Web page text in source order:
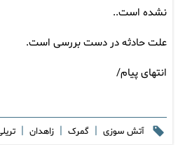
نشده است..
علت حادثه در دست بررسی است.
انتهای پیام/
آتش سوزی | گمرک | زاهدان |